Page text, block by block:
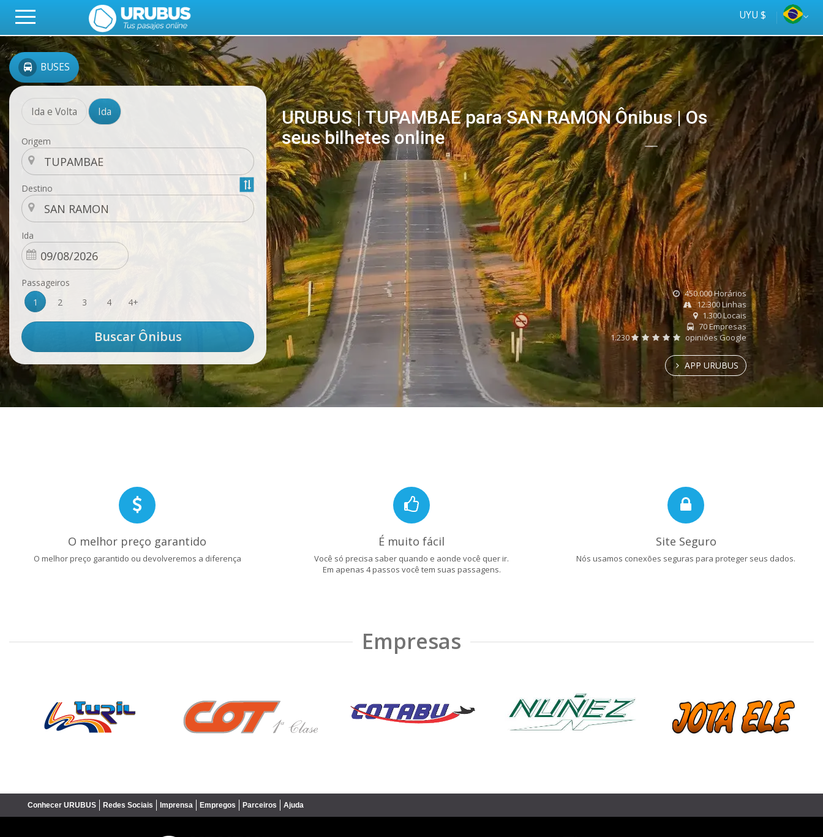
UYU $
BUSES
Ida e Volta Ida
Origem
Destino
Ida
Passageiros
1
2 3 4 4+
URUBUS | TUPAMBAE para SAN RAMON Ônibus | Os
seus bilhetes online
online
Tus
ómnibus
450.000 Horários
12.300 Linhas
1.300 Locais
70 Empresas
1.230
opiniões Google
APP URUBUS
O melhor preço garantido
O melhor preço garantido ou devolveremos a diferença
É muito fácil
Você só precisa saber quando e aonde você quer ir.
Em apenas 4 passos você tem suas passagens.
Site Seguro
Nós usamos conexões seguras para proteger seus dados.
Empresas
Conhecer URUBUS Redes Sociais Imprensa Empregos Parceiros Ajuda